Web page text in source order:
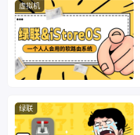
虚拟机
绿联